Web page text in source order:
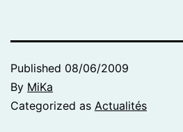
Published 08/06/2009
By MiKa
Categorized as Actualités